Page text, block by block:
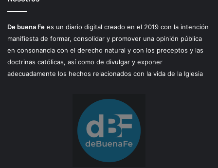
De buena Fe es un diario digital creado en el 2019 con la intención
manifiesta de formar, consolidar y promover una opinión pública
en consonancia con el derecho natural y con los preceptos y las
doctrinas católicas, así como de divulgar y exponer
adecuadamente los hechos relacionados con la vida de la Iglesia